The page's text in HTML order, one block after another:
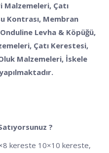
Malzemeleri, Çatı
Kontrası, Membran
Levha & Köpüğü,
Çatı Kerestesi,
Malzemeleri, İskele
?
kereste 10×10 kereste,